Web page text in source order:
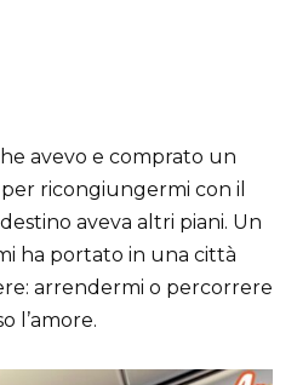
avevo e comprato un
ricongiungermi con il
aveva altri piani. Un
ha portato in una città
arrendermi o percorrere
l’amore.